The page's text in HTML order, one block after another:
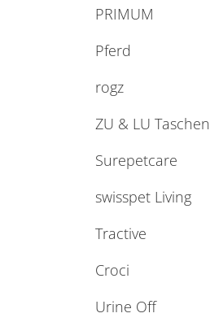
PRIMUM
Pferd
rogz
ZU & LU Taschen
Surepetcare
swisspet Living
Tractive
Croci
Urine Off